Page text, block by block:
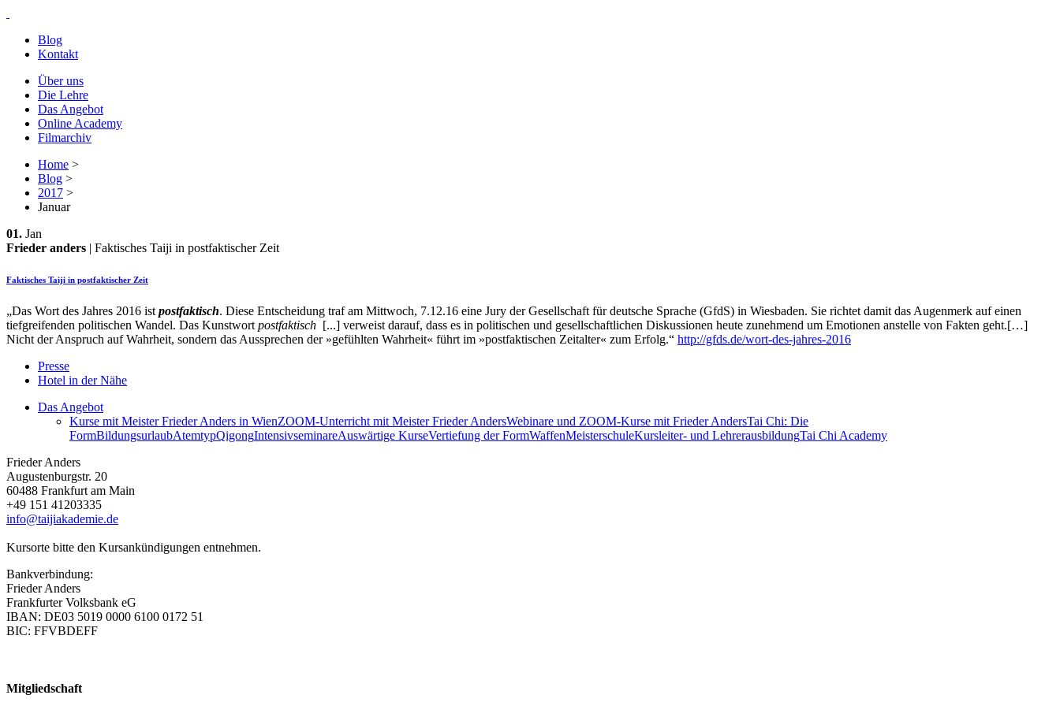
Blog
Kontakt
Über uns
Die Lehre
Das Angebot
Online Academy
Filmarchiv
Home >
Blog >
2017 >
Januar
01. Jan
Frieder anders | Faktisches Taiji in postfaktischer Zeit
Faktisches Taiji in postfaktischer Zeit
„Das Wort des Jahres 2016 ist postfaktisch. Diese Entscheidung traf am Mittwoch, 7.12.16 eine Jury der Gesellschaft für deutsche Sprache (GfdS) in Wiesbaden. Sie richtet damit das Augenmerk auf einen
tiefgreifenden politischen Wandel. Das Kunstwort postfaktisch [...] verweist darauf, dass es in politischen und gesellschaftlichen Diskussionen heute zunehmend um Emotionen anstelle von Fakten geht.[…]
Nicht der Anspruch auf Wahrheit, sondern das Aussprechen der »gefühlten Wahrheit« führt im »postfaktischen Zeitalter« zum Erfolg.“ http://gfds.de/wort-des-jahres-2016
Presse
Hotel in der Nähe
Das Angebot
Kurse mit Meister Frieder Anders in WienZOOM-Unterricht mit Meister Frieder AndersWebinare und ZOOM-Kurse mit Frieder AndersTai Chi: Die
FormBildungsurlaubAtemtypQigongIntensivseminareAuswärtige KurseVertiefung der FormWaffenMeisterschuleKursleiter- und LehrerausbildungTai Chi Academy
Frieder Anders
Augustenburgstr. 20
60488 Frankfurt am Main
+49 151 41203335
info@taijiakademie.de
Kursorte bitte den Kursankündigungen entnehmen.
Bankverbindung:
Frieder Anders
Frankfurter Volksbank eG
IBAN: DE03 5019 0000 6100 0172 51
BIC: FFVBDEFF
Mitgliedschaft